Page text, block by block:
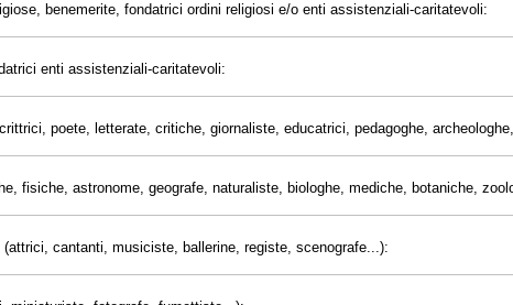
benemerite, fondatrici ordini religiosi e/o enti assistenziali-caritatevoli:
enti assistenziali-caritatevoli:
poete, letterate, critiche, giornaliste, educatrici, pedagoghe,
fisiche, astronome, geografe, naturaliste, biologhe, mediche, botaniche,
(attrici, cantanti, musiciste, ballerine, registe, scenografe...):